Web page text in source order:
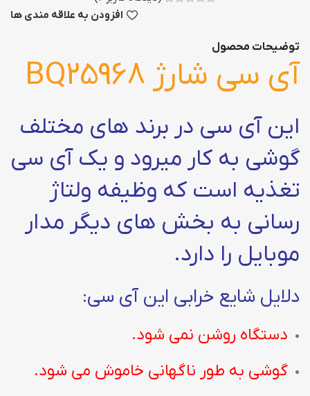
افزودن به علاقه مندی ها
توضیحات محصول
آی سی شارژ BQ25968
این آی سی در برند های مختلف
گوشی به کار میرود و یک آی سی
تغذیه است که وظیفه ولتاژ
رسانی به بخش های دیگر مدار
موبایل را دارد.
دلایل شایع خرابی این آی سی:
دستگاه روشن نمی شود.
گوشی به طور ناگهانی خاموش می شود.